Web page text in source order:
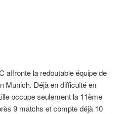
affronte la redoutable équipe de
Munich. Déjà en difficulté en
occupe seulement la 11ème
9 matchs et compte déjà 10